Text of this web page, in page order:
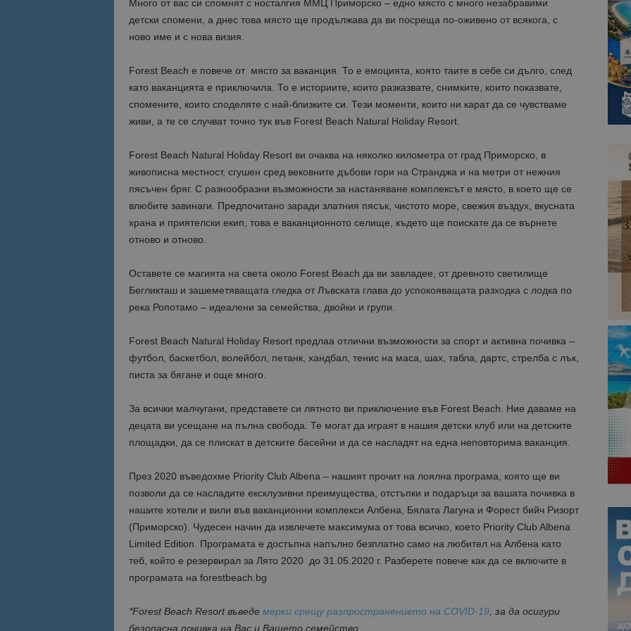
Много от вас си спомнят с носталгия ММЦ Приморско – едно място с много незабравими
детски спомени, а днес това място ще продължава да ви посреща по-оживено от всякога, с
ново име и с нова визия.
Forest Beach е повече от място за ваканция. То е емоцията, която таите в себе си дълго, след
като ваканцията е приключила. То е историите, които разказвате, снимките, които показвате,
спомените, които споделяте с най-близките си. Тези моменти, които ни карат да се чувстваме
живи, а те се случват точно тук във Forest Beach Natural Holiday Resort.
Forest Beach Natural Holiday Resort ви очаква на няколко километра от град Приморско, в
живописна местност, сгушен сред вековните дъбови гори на Странджа и на метри от нежния
пясъчен бряг. С разнообразни възможности за настаняване комплексът е място, в което ще се
влюбите завинаги. Предпочитано заради златния пясък, чистото море, свежия въздух, вкусната
храна и приятелски екип, това е ваканционното селище, където ще поискате да се върнете
отново и отново.
Оставете се магията на света около Forest Beach да ви завладее, от древното светилище
Бегликташ и зашеметяващата гледка от Лъвската глава до успокояващата разходка с лодка по
река Ропотамо – идеалени за семейства, двойки и групи.
Forest Beach Natural Holiday Resort предлаа отлични възможности за спорт и активна почивка –
футбол, баскетбол, волейбол, петанк, хандбал, тенис на маса, шах, табла, дартс, стрелба с лък,
писта за бягане и още много.
За всички малчугани, представете си лятното ви приключение във Forest Beach. Ние даваме на
децата ви усещане на пълна свобода. Те могат да играят в нашия детски клуб или на детските
площадки, да се плискат в детските басейни и да се насладят на една неповторима ваканция.
През 2020 въведохме Priority Club Albena – нашият прочит на лоялна програма, която ще ви
позволи да се насладите ексклузивни преимущества, отстъпки и подаръци за вашата почивка в
нашите хотели и вили във ваканционни комплекси Албена, Бялата Лагуна и Форест бийч Ризорт
(Приморско). Чудесен начин да извлечете максимума от това всичко, което Priority Club Albena
Limited Edition. Програмата е достъпна напълно безплатно само на любител на Албена като
теб, който е резервирал за Лято 2020 до 31.05.2020 г. Разберете повече как да се включите в
програмата на forestbeach.bg
*Forest Beach Resortвъведе мерки срещу разпространението на COVID-19, за да осигури
безопасна почивка на Вас и Вашето семейство.
.statcounter.com
1 месец
Тази бисквитка се използва, за да се
уникален за сайта чрез присвояване на
помага за проследяване на посетителите на
взаимодействие с уебсайта за статистически
Ltd
1 година
1 месец
Тази бисквитка е зададена от StatCounter, за
сте за първи път или завръщащ се посетител.
_ga_B09EBBY8PY .bgtourism.bg
1 година
Тази бисквитка се използва от Google
състоянието на сесията.
1 месец
Тази бисквитка се използва от Google Analytics
състоянието на сесията.
_ga_FK650GXHRZ
1 месец
Тази бисквитка се използва от Google Analytics
състоянието на сесията.
Името на тази бисквитка е свързано с Google
което е значителна актуализация на по-често
услуга за анализ на Google. Тази бисквитка се
разграничаване на уникални потребители
произволно генериран номер като
Той се включва във всяка заявка за страница в
използва за изчисляване на данни за
кампании за отчетите за анализ на сайтовете.
Използва се за съхраняване
Декларацията за поверителност на Google